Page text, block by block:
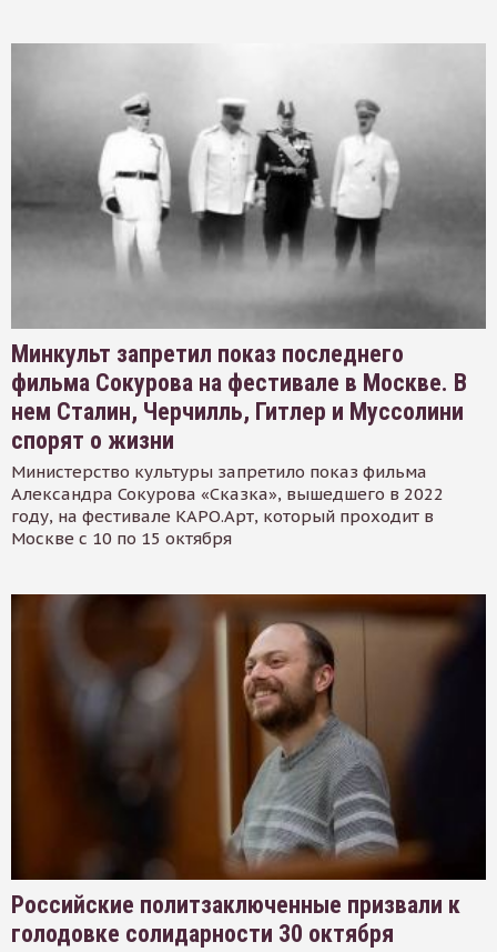
Минкульт запретил показ последнего
фильма Сокурова на фестивале в Москве. В
нем Сталин, Черчилль, Гитлер и Муссолини
спорят о жизни
Министерство культуры запретило показ фильма
Александра Сокурова «Сказка», вышедшего в 2022
году, на фестивале КАРО.Арт, который проходит в
Москве с 10 по 15 октября
Российские политзаключенные призвали к
голодовке солидарности 30 октября